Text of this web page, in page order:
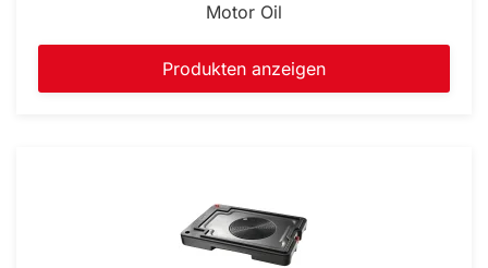
Motor Oil
Produkten anzeigen